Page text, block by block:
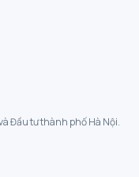
Đầu tư thành phố Hà Nội.